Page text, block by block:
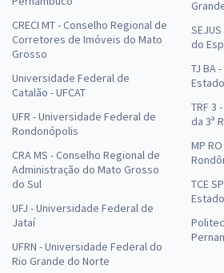
CRECI MT - Conselho Regional de
Corretores de Imóveis do Mato
Grosso
Universidade Federal de
Catalão - UFCAT
UFR - Universidade Federal de
Rondonópolis
CRA MS - Conselho Regional de
Administração do Mato Grosso
do Sul
UFJ - Universidade Federal de
Jataí
UFRN - Universidade Federal do
Rio Grande do Norte
do
TJ BA
TRF 3
da 3ª
MP
TCE